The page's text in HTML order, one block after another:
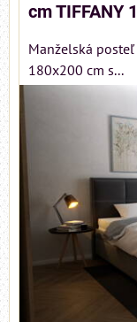
cm TIFFANY
Manželská
180x200 cm s...